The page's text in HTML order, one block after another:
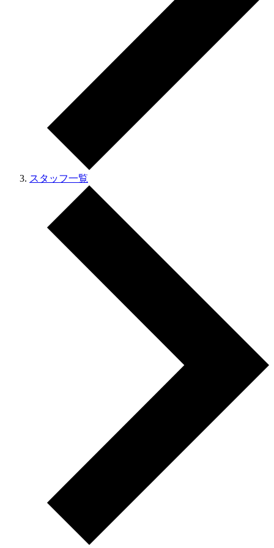
スタッフ一覧